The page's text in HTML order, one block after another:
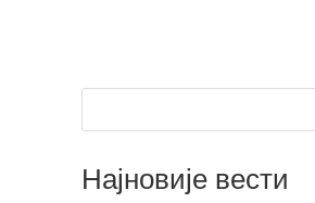
Најновије вести